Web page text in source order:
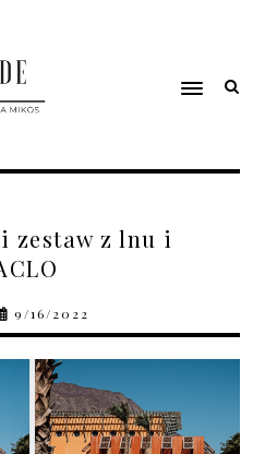
zestaw z lnu i
9/16/2022